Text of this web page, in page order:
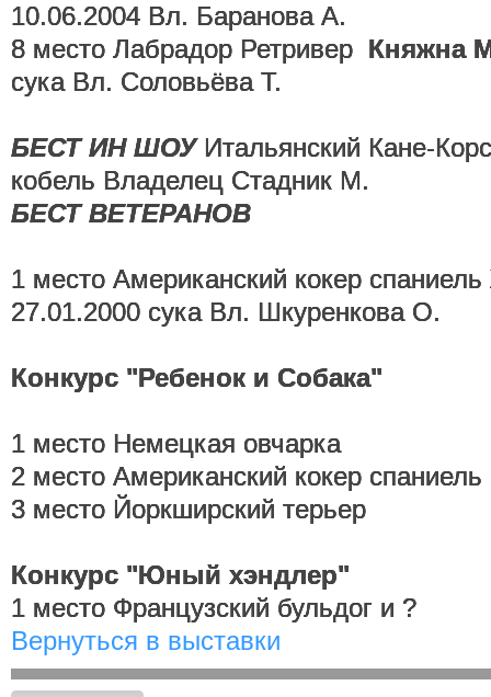
10.06.2004 Вл. Баранова А.
8 место Лабрадор Ретривер Княжна
сука Вл. Соловьёва Т.
БЕСТ ИН ШОУ Итальянский Кане-
кобель Владелец Стадник М.
БЕСТ ВЕТЕРАНОВ
1 место Американский кокер спаниель
27.01.2000 сука Вл. Шкуренкова О.
Конкурс "Ребенок и Собака"
1 место Немецкая овчарка
2 место Американский кокер спаниель
3 место Йоркширский терьер
Конкурс "Юный хэндлер"
1 место Французский бульдог и ?
Вернуться в выставки